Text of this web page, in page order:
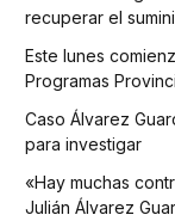
recuperar el
Este lunes
Programas
Caso Álvarez
para investigar
«Hay muchas
Julián Álvarez